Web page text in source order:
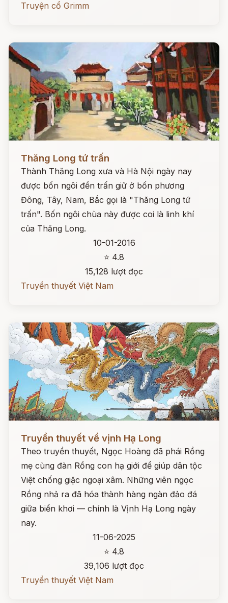
Truyện cổ Grimm
Thăng Long tứ trấn
Thành Thăng Long xưa và Hà Nội ngày nay
được bốn ngôi đền trấn giữ ở bốn phương
Đông, Tây, Nam, Bắc gọi là "Thăng Long tứ
trấn". Bốn ngôi chùa này được coi là linh khí
của Thăng Long.
10-01-2016
⭐ 4.8
15,128 lượt đọc
Truyền thuyết Việt Nam
Đọc ngay
Truyền thuyết về vịnh Hạ Long
Theo truyền thuyết, Ngọc Hoàng đã phái Rồng
mẹ cùng đàn Rồng con hạ giới để giúp dân tộc
Việt chống giặc ngoại xâm. Những viên ngọc
Rồng nhả ra đã hóa thành hàng ngàn đảo đá
giữa biển khơi — chính là Vịnh Hạ Long ngày
nay.
11-06-2025
⭐ 4.8
39,106 lượt đọc
Truyền thuyết Việt Nam